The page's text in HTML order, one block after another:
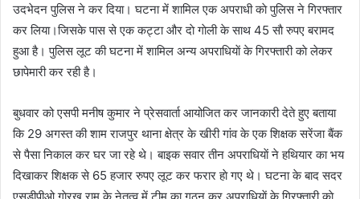
उदभेदन पुलिस ने कर दिया। घटना में शामिल एक अपराधी काे पुलिस ने गिरफ्तार
कर लिया।जिसके पास से एक कट्टा और दाे गाेली के साथ 45 साै रुपए बरामद
हुआ है। पुलिस लूट की घटना में शामिल अन्य अपराधियाें के गिरफ्तारी काे लेकर
छापेमारी कर रही है।
बुधवार को एसपी मनीष कुमार ने प्रेसवार्ता आयोजित कर जानकारी देते हुए बताया
कि 29 अगस्त की शाम राजपुर थाना क्षेत्र के खीरी गांव के एक शिक्षक सरेंजा बैंक
से पैसा निकाल कर घर जा रहे थे। बाइक सवार तीन अपराधियाें ने हथियार का भय
दिखाकर शिक्षक से 65 हजार रुपए लूट कर फरार हाे गए थे। घटना के बाद सदर